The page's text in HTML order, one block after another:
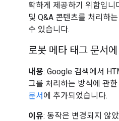
확하게 제공하기 위함입니
및 Q&A 콘텐츠를 처리하
수 있습니다.
로봇 메타 태그 문서
내용: Google 검색에서
그를 처리하는 방식에 관한
문서 에 추가되었습니다.
이유: 동작은 변경되지 않